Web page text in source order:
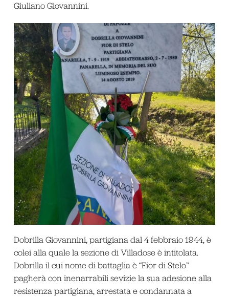
Giuliano Giovannini.
Dobrilla Giovannini, partigiana dal 4 febbraio 1944, è
colei alla quale la sezione di Villadose è intitolata.
Dobrilla il cui nome di battaglia è “Fior di Stelo”
pagherà con inenarrabili sevizie la sua adesione alla
resistenza partigiana, arrestata e condannata a